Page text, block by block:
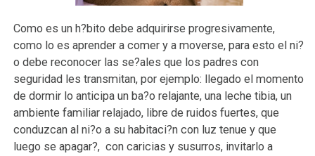
Como es un h?bito debe adquirirse progresivamente,
como lo es aprender a comer y a moverse, para esto el ni?
o debe reconocer las se?ales que los padres con
seguridad les transmitan, por ejemplo: llegado el momento
de dormir lo anticipa un ba?o relajante, una leche tibia, un
ambiente familiar relajado, libre de ruidos fuertes, que
conduzcan al ni?o a su habitaci?n con luz tenue y que
luego se apagar?, con caricias y susurros, invitarlo a